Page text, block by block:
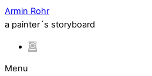
Armin Rohr
a painter´s storyboard
Menu